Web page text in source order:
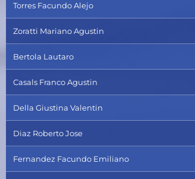
Torres Facundo Alejo
Zoratti Mariano Agustin
Bertola Lautaro
Casals Franco Agustin
Della Giustina Valentin
Diaz Roberto Jose
Fernandez Facundo Emiliano